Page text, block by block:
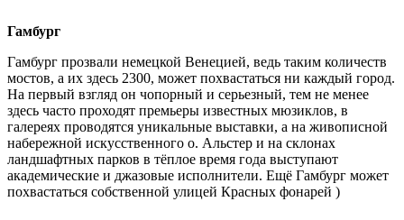
Гамбург
Гамбург прозвали немецкой Венецией, ведь таким количеств
мостов, а их здесь 2300, может похвастаться ни каждый город.
На первый взгляд он чопорный и серьезный, тем не менее
здесь часто проходят премьеры известных мюзиклов, в
галереях проводятся уникальные выставки, а на живописной
набережной искусственного о. Альстер и на склонах
ландшафтных парков в тёплое время года выступают
академические и джазовые исполнители. Ещё Гамбург может
похвастаться собственной улицей Красных фонарей )